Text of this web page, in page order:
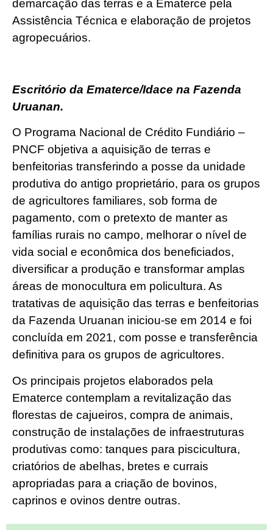
demarcação das terras e a Ematerce pela
Assistência Técnica e elaboração de projetos
agropecuários.
Escritório da Ematerce/Idace na Fazenda
Uruanan.
O Programa Nacional de Crédito Fundiário –
PNCF objetiva a aquisição de terras e
benfeitorias transferindo a posse da unidade
produtiva do antigo proprietário, para os grupos
de agricultores familiares, sob forma de
pagamento, com o pretexto de manter as
famílias rurais no campo, melhorar o nível de
vida social e econômica dos beneficiados,
diversificar a produção e transformar amplas
áreas de monocultura em policultura. As
tratativas de aquisição das terras e benfeitorias
da Fazenda Uruanan iniciou-se em 2014 e foi
concluída em 2021, com posse e transferência
definitiva para os grupos de agricultores.
Os principais projetos elaborados pela
Ematerce contemplam a revitalização das
florestas de cajueiros, compra de animais,
construção de instalações de infraestruturas
produtivas como: tanques para piscicultura,
criatórios de abelhas, bretes e currais
apropriadas para a criação de bovinos,
caprinos e ovinos dentre outras.